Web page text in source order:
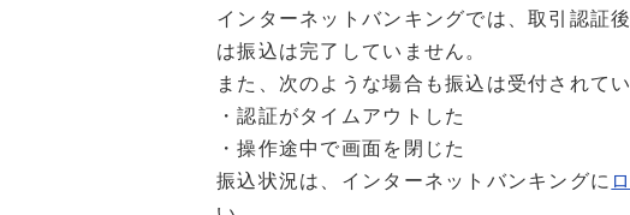
インターネットバンキングでは、取引認証
は振込は完了していません。
また、次のような場合も振込は受付されて
・認証がタイムアウトした
・操作途中で画面を閉じた
振込状況は、インターネットバンキングに